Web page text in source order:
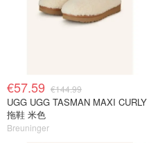
€57.59 €144.99
UGG UGG TASMAN MAXI CURLY
拖鞋 米色
Breuninger